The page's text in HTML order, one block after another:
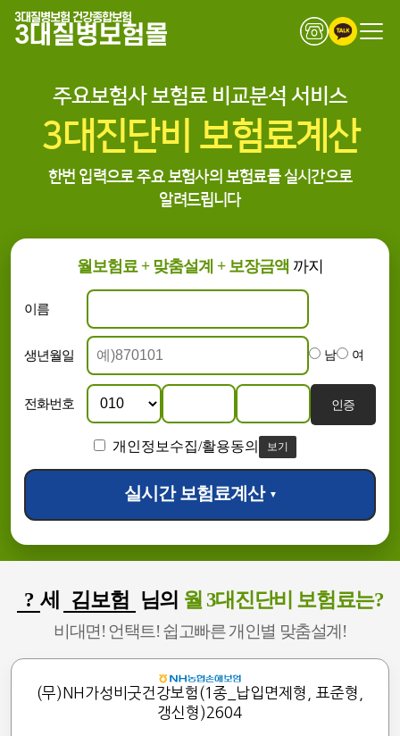
3대질병보험 건강종합보험
3대질병보험몰
월보험료 + 맞춤설계 + 보장금액 까지
이름
생년월일 남 여
전화번호 인증
개인정보수집/활용동의 보기
실시간 보험료계산 ▼
주요보험사 보험료 비교분석 서비스
3대진단비 보험료계산
한번 입력으로 주요 보험사의 보험료를 실시간으로
알려드립니다
? 세 김보험 님의 월 3대진단비 보험료는?
비대면! 언택트! 쉽고빠른 개인별 맞춤설계!
(무)NH가성비굿건강보험(1종_납입면제형, 표준형,
갱신형)2604